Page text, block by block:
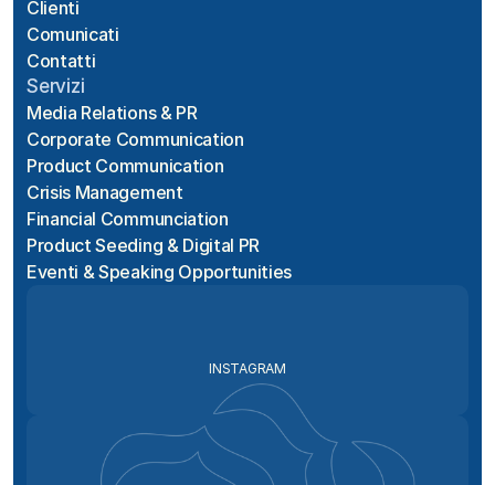
INSTAGRAM
Clienti
Comunicati
Contatti
Servizi
Media Relations & PR
Corporate Communication
Product Communication
Crisis Management
Financial Communciation
Product Seeding & Digital PR
Eventi & Speaking Opportunities